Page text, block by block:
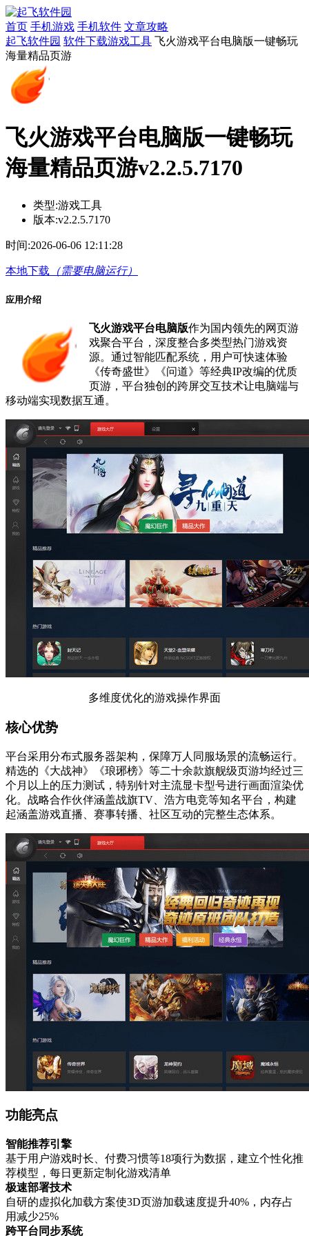
首页 手机游戏 手机软件 文章攻略
起飞软件园 软件下载游戏工具 飞火游戏平台电脑版一键畅玩
海量精品页游
飞火游戏平台电脑版一键畅玩
海量精品页游v2.2.5.7170
类型:游戏工具
版本:v2.2.5.7170
时间:2026-06-06 12:11:28
本地下载 （需要电脑运行）
应用介绍
飞火游戏平台电脑版作为国内领先的网页游
戏聚合平台，深度整合多类型热门游戏资
源。通过智能匹配系统，用户可快速体验
《传奇盛世》《问道》等经典IP改编的优质
页游，平台独创的跨屏交互技术让电脑端与
移动端实现数据互通。
多维度优化的游戏操作界面
核心优势
平台采用分布式服务器架构，保障万人同服场景的流畅运行。
精选的《大战神》《琅琊榜》等二十余款旗舰级页游均经过三
个月以上的压力测试，特别针对主流显卡型号进行画面渲染优
化。战略合作伙伴涵盖战旗TV、浩方电竞等知名平台，构建
起涵盖游戏直播、赛事转播、社区互动的完整生态体系。
功能亮点
智能推荐引擎
基于用户游戏时长、付费习惯等18项行为数据，建立个性化推
荐模型，每日更新定制化游戏清单
极速部署技术
自研的虚拟化加载方案使3D页游加载速度提升40%，内存占
用减少25%
跨平台同步系统